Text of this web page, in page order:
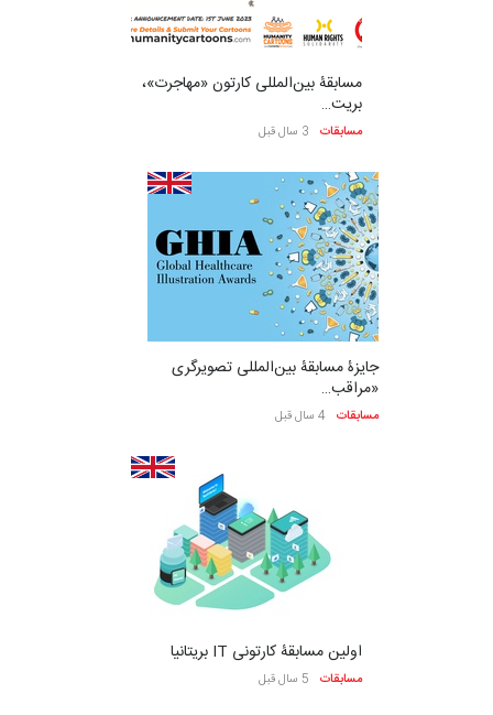
مسابقۀ بین‌المللی کارتون «مهاجرت»،
بریت…
مسابقات 3 سال قبل
جایزۀ مسابقۀ بین‌المللی تصویرگری
«مراقب…
مسابقات 4 سال قبل
اولین مسابقۀ کارتونی IT بریتانیا
مسابقات 5 سال قبل